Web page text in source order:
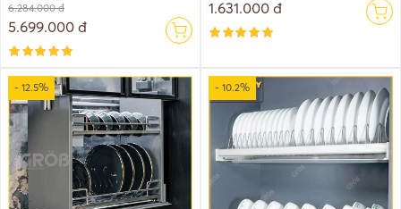
6.284.000 đ
5.699.000 đ
1.631.000 đ
- 12.5% - 10.2%